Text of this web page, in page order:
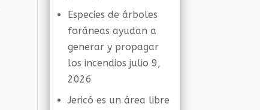
Especies de árboles
foráneas ayudan a
generar y propagar
los incendios julio 9,
2026
Jericó es un área libre